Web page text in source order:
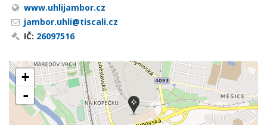
www.uhlijambor.cz
jambor.uhli@tiscali.cz
IČ: 26097516
+
-